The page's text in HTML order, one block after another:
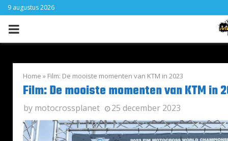
9 augustus 2026
PRIMARY
Home » Film: De mooiste momenten van KTM in 2023
Film: De mooiste momenten van KTM in
by motocrossplanet 25 december 2023